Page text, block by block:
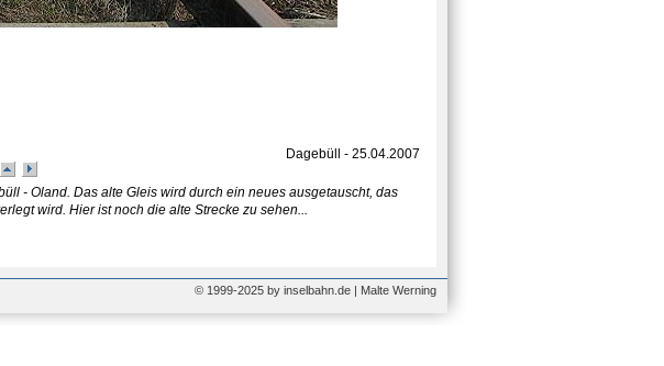
Dagebüll - 25.04.2007
- Oland. Das alte Gleis wird durch ein neues ausgetauscht, das
wird. Hier ist noch die alte Strecke zu sehen...
© 1999-2025 by inselbahn.de | Malte Werning